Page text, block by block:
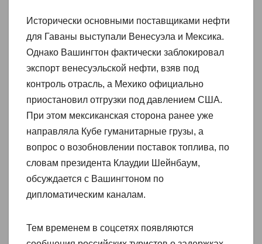
Исторически основными поставщиками нефти
для Гаваны выступали Венесуэла и Мексика.
Однако Вашингтон фактически заблокировал
экспорт венесуэльской нефти, взяв под
контроль отрасль, а Мехико официально
приостановил отгрузки под давлением США.
При этом мексиканская сторона ранее уже
направляла Кубе гуманитарные грузы, а
вопрос о возобновлении поставок топлива, по
словам президента Клаудии Шейнбаум,
обсуждается с Вашингтоном по
дипломатическим каналам.
Тем временем в соцсетях появляются